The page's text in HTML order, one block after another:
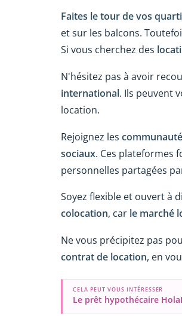
Faites le tour de vos
et sur les balcons.
Si vous cherchez des
N'hésitez pas à avoir
international. Ils peuvent
location.
Rejoignez les
sociaux. Ces plateformes
personnelles partagées
Soyez flexible et ouvert à
colocation, car le marché
Ne vous précipitez pas
contrat de location, en
CELA PEUT VOUS INTÉRESSER
Le prêt hypothécaire